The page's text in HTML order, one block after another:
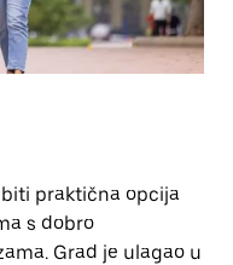
praktična opcija
s dobro
Grad je ulagao u